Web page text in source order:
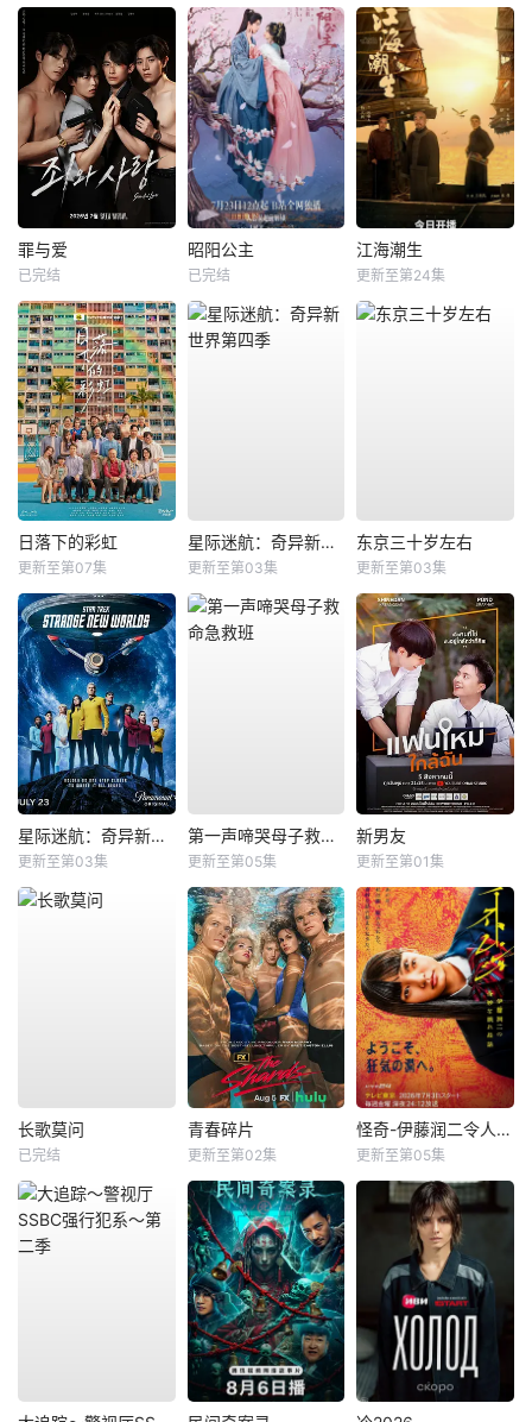
罪与爱
已完结
昭阳公主
已完结
江海潮生
更新至第24集
日落下的彩虹
更新至第07集
星际迷航：奇异新世界第四季
更新至第03集
东京三十岁左右
更新至第03集
星际迷航：奇异新世界第四季
更新至第03集
第一声啼哭母子救命急救班
更新至第05集
新男友
更新至第01集
长歌莫问
已完结
青春碎片
更新至第02集
怪奇-伊藤润二令人彻夜难眠的奇异故事－
更新至第05集